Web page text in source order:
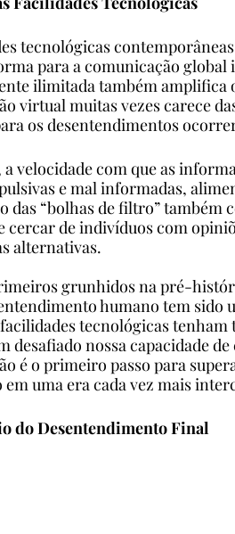
tecnológicas
para a comunicação
ilimitada também amplifica
virtual muitas vezes carece
os desentendimentos
a velocidade com que as
e mal informadas,
das “bolhas de filtro” também
cercar de indivíduos com
alternativas.
grunhidos na pré-
humano tem sido
tecnológicas
desafiado nossa capacidade
é o primeiro passo para
uma era cada vez mais
do Desentendimento Final